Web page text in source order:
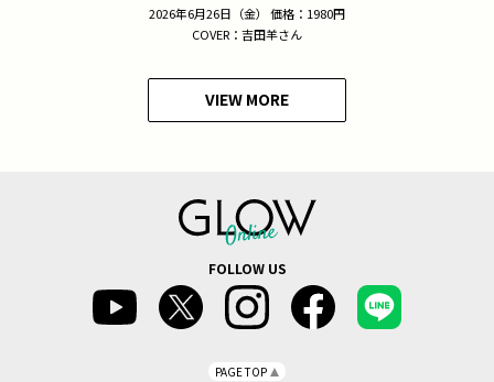
2026年6月26日（金） 価格：1980円
COVER：吉田羊さん
VIEW MORE
FOLLOW US
PAGE TOP